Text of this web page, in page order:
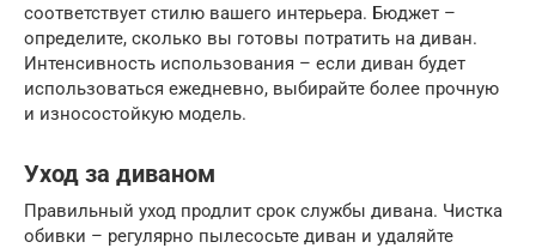
соответствует стилю вашего интерьера. Бюджет –
определите, сколько вы готовы потратить на диван.
Интенсивность использования – если диван будет
использоваться ежедневно, выбирайте более прочную
и износостойкую модель.
Уход за диваном
Правильный уход продлит срок службы дивана. Чистка
обивки – регулярно пылесосьте диван и удаляйте